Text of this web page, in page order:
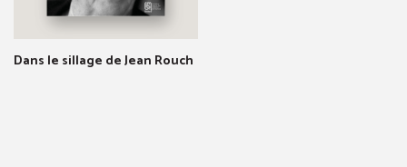
Dans le sillage de Jean Rouch